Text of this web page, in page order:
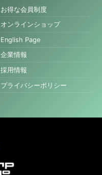
お得な会員制度
オンラインショップ
English Page
企業情報
採用情報
プライバシーポリシー